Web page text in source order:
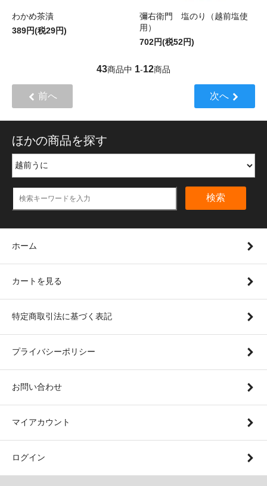
わかめ茶漬
389円(税29円)
彌右衛門 塩のり（越前塩使
用）
702円(税52円)
43商品中 1-12商品
前へ 次へ
ほかの商品を探す
検索
ホーム
カートを見る
特定商取引法に基づく表記
プライバシーポリシー
お問い合わせ
マイアカウント
ログイン